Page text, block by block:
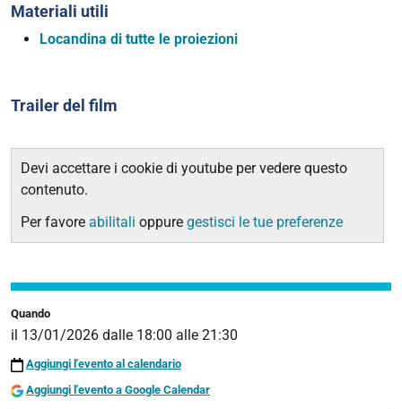
Quando
il 13/01/2026 dalle 18:00 alle 21:30
Aggiungi l'evento al calendario
Aggiungi l'evento a Google Calendar
Materiali utili
Locandina di tutte le proiezioni
Trailer del film
Devi accettare i cookie di youtube per vedere questo
contenuto.
Per favore abilitali oppure gestisci le tue preferenze